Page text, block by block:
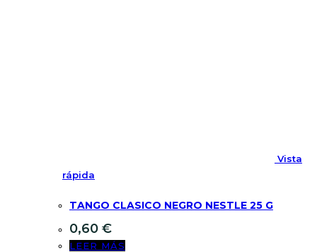
Vista
rápida
TANGO CLASICO NEGRO NESTLE 25 G
0,60 €
LEER MÁS